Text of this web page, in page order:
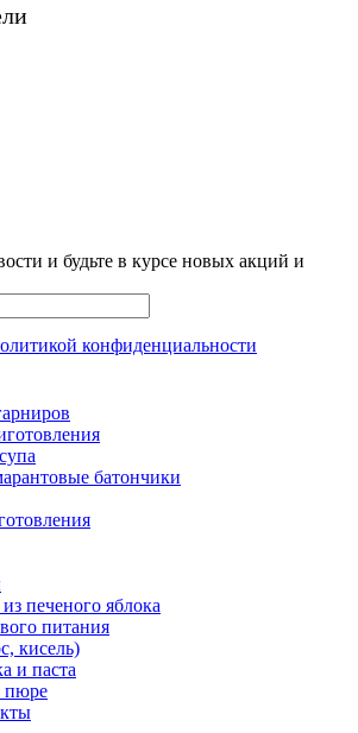
и будьте в курсе новых акций и
конфиденциальности
батончики
печеного яблока
питания
кисель)
и паста
пюре